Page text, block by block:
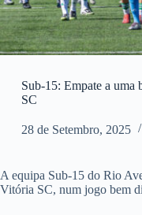
Sub-15: Empate a uma
SC
28 de Setembro, 2025
A equipa Sub-15 do Rio
Vitória SC, num jogo bem